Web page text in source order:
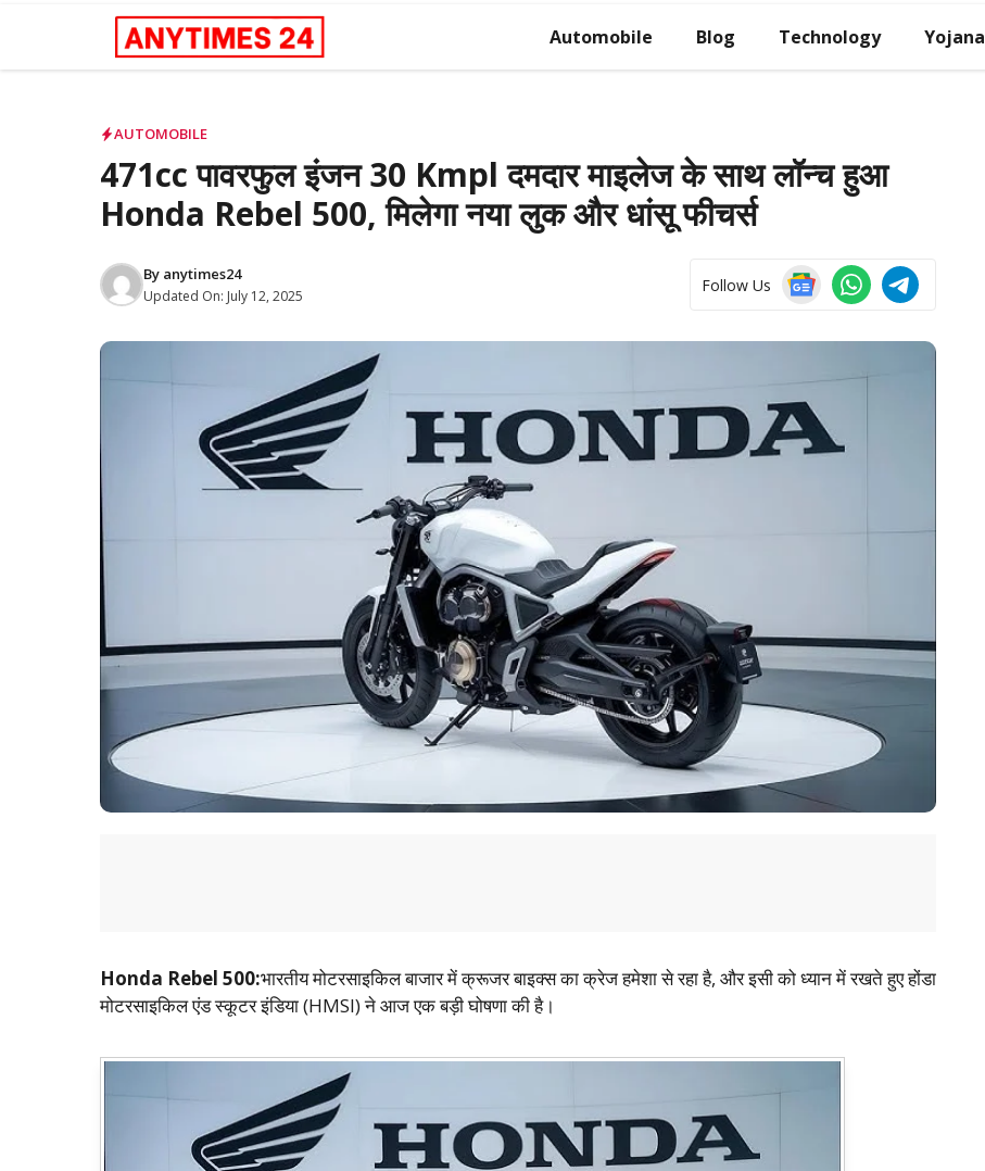
content
Automobile Blog Technology Yojana
AUTOMOBILE
471cc पावरफुल इंजन 30 Kmpl दमदार माइलेज के साथ लॉन्च हुआ
Honda Rebel 500, मिलेगा नया लुक और धांसू फीचर्स
By anytimes24
Updated On: July 12, 2025
Follow Us
Honda Rebel 500:भारतीय मोटरसाइकिल बाजार में क्रूजर बाइक्स का क्रेज हमेशा से रहा है, और इसी को ध्यान में रखते हुए होंडा
मोटरसाइकिल एंड स्कूटर इंडिया (HMSI) ने आज एक बड़ी घोषणा की है।